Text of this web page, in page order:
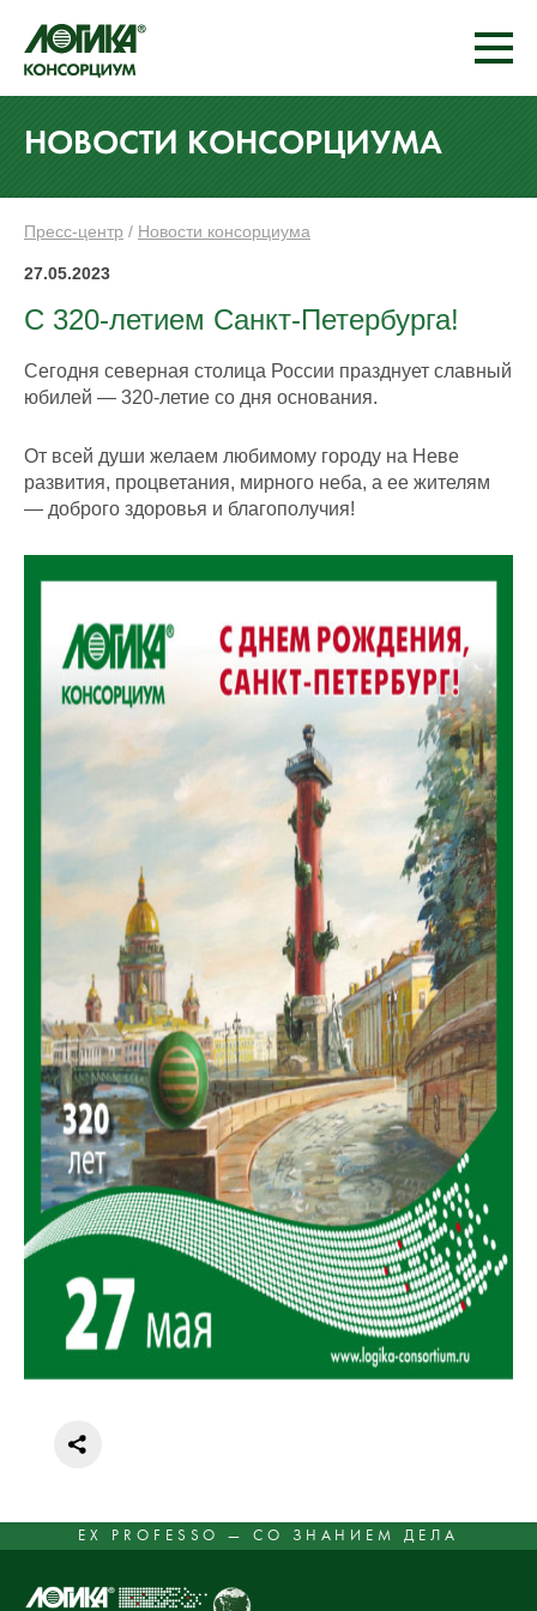
НОВОСТИ КОНСОРЦИУМА
Пресс-центр / Новости консорциума
27.05.2023
С 320-летием Санкт-Петербурга!
Сегодня северная столица России празднует славный
юбилей — 320-летие со дня основания.
От всей души желаем любимому городу на Неве
развития, процветания, мирного неба, а ее жителям
— доброго здоровья и благополучия!
EX PROFESSO — СО ЗНАНИЕМ ДЕЛА